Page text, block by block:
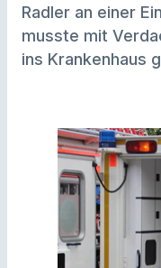
Radler an einer
musste mit
ins Krankenhaus